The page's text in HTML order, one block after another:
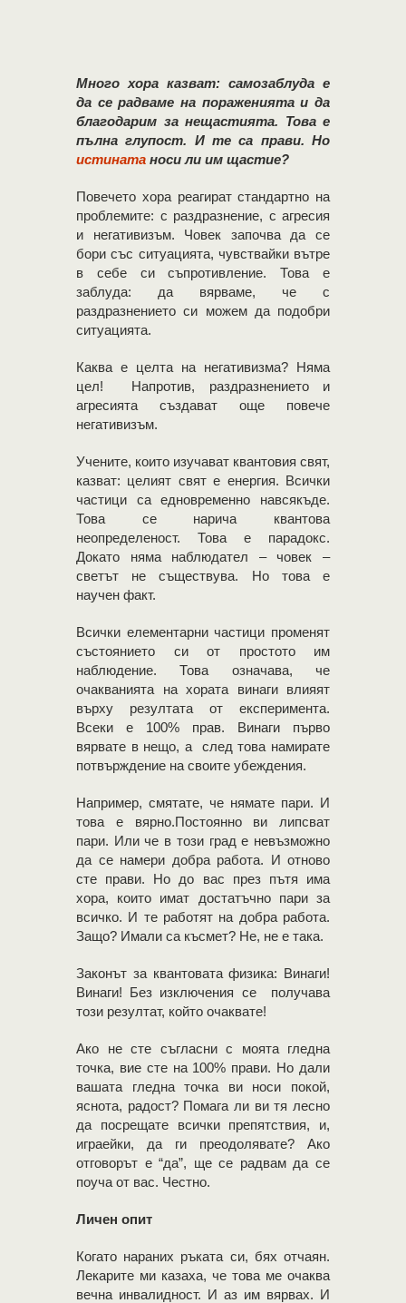
Много хора казват: самозаблуда е
да се радваме на пораженията и да
благодарим за нещастията. Това е
пълна глупост. И те са прави. Но
истината носи ли им щастие?
Повечето хора реагират стандартно на
проблемите: с раздразнение, с агресия
и негативизъм. Човек започва да се
бори със ситуацията, чувствайки вътре
в себе си съпротивление. Това е
заблуда: да вярваме, че с
раздразнението си можем да подобри
ситуацията.
Каква е целта на негативизма? Няма
цел! Напротив, раздразнението и
агресията създават още повече
негативизъм.
Учените, които изучават квантовия свят,
казват: целият свят е енергия. Всички
частици са едновременно навсякъде.
Това се нарича квантова
неопределеност. Това е парадокс.
Докато няма наблюдател – човек –
светът не съществува. Но това е
научен факт.
Всички елементарни частици променят
състоянието си от простото им
наблюдение. Това означава, че
очакванията на хората винаги влияят
върху резултата от експеримента.
Всеки е 100% прав. Винаги първо
вярвате в нещо, а след това намирате
потвърждение на своите убеждения.
Например, смятате, че нямате пари. И
това е вярно.Постоянно ви липсват
пари. Или че в този град е невъзможно
да се намери добра работа. И отново
сте прави. Но до вас през пътя има
хора, които имат достатъчно пари за
всичко. И те работят на добра работа.
Защо? Имали са късмет? Не, не е така.
Законът за квантовата физика: Винаги!
Винаги! Без изключения се получава
този резултат, който очаквате!
Ако не сте съгласни с моята гледна
точка, вие сте на 100% прави. Но дали
вашата гледна точка ви носи покой,
яснота, радост? Помага ли ви тя лесно
да посрещате всички препятствия, и,
играейки, да ги преодолявате? Ако
отговорът е “да”, ще се радвам да се
поуча от вас. Честно.
Личен опит
Когато нараних ръката си, бях отчаян.
Лекарите ми казаха, че това ме очаква
вечна инвалидност. И аз им вярвах. И